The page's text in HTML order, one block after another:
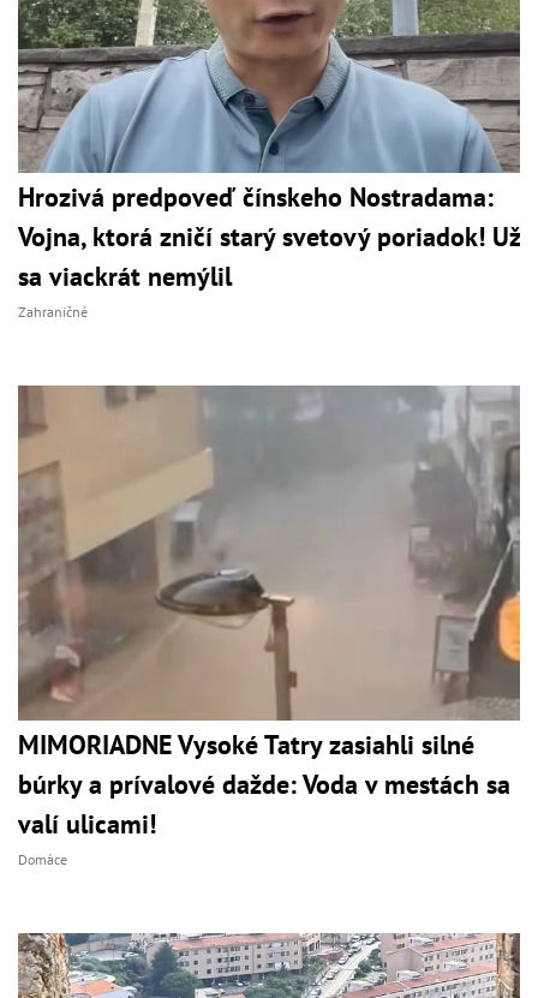
Hrozivá predpoveď čínskeho Nostradama:
Vojna, ktorá zničí starý svetový poriadok! Už
sa viackrát nemýlil
Zahraničné
MIMORIADNE Vysoké Tatry zasiahli silné
búrky a prívalové dažde: Voda v mestách sa
valí ulicami!
Domáce